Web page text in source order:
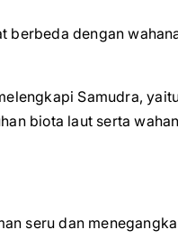
berbeda dengan
Samudra,
biota laut serta
seru dan